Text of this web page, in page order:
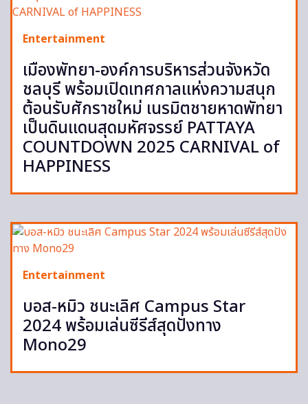
Entertainment
เมืองพัทยา-องค์การบริหารส่วนจังหวัด
ชลบุรี พร้อมเปิดเทศกาลแห่งความสนุก
ต้อนรับศักราชใหม่ เนรมิตชายหาดพัทยา
เป็นดินแดนสุดมหัศจรรย์ PATTAYA
COUNTDOWN 2025 CARNIVAL of
HAPPINESS
Entertainment
บอส-หมิว ชนะเลิศ Campus Star
2024 พร้อมเล่นซีรีส์สุดปังทาง
Mono29